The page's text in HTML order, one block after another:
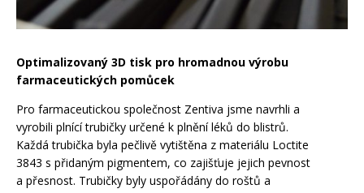
Optimalizovaný 3D tisk pro hromadnou výrobu
farmaceutických pomůcek
Pro farmaceutickou společnost Zentiva jsme navrhli a
vyrobili plnící trubičky určené k plnění léků do blistrů.
Každá trubička byla pečlivě vytištěna z materiálu Loctite
3843 s přidaným pigmentem, co zajišťuje jejich pevnost
a přesnost. Trubičky byly uspořádány do roštů a